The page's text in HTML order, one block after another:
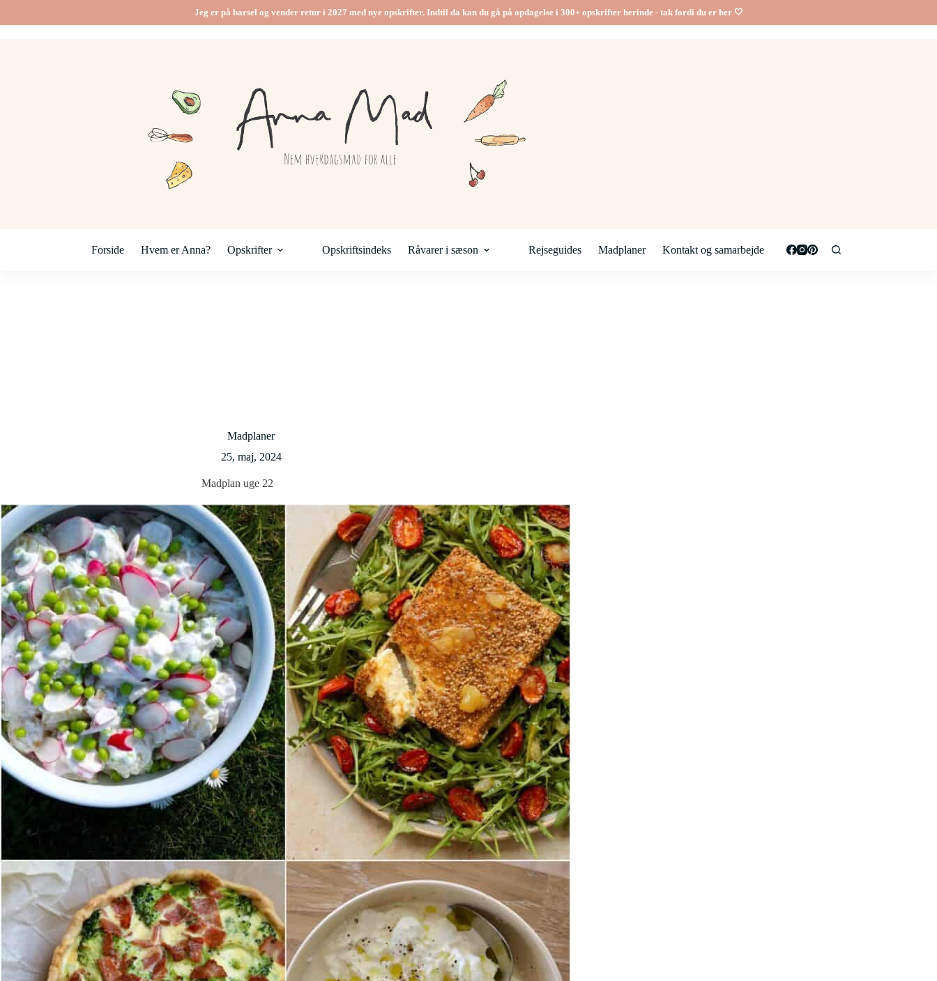
Jeg er på barsel og vender retur i 2027 med nye opskrifter. Indtil da kan du gå på opdagelse i 300+ opskrifter herinde - tak fordi du er her 🤍
Forside Hvem er Anna? Opskrifter Opskriftsindeks Råvarer i sæson Rejseguides Madplaner Kontakt og samarbejde
Madplaner
25, maj, 2024
Madplan uge 22